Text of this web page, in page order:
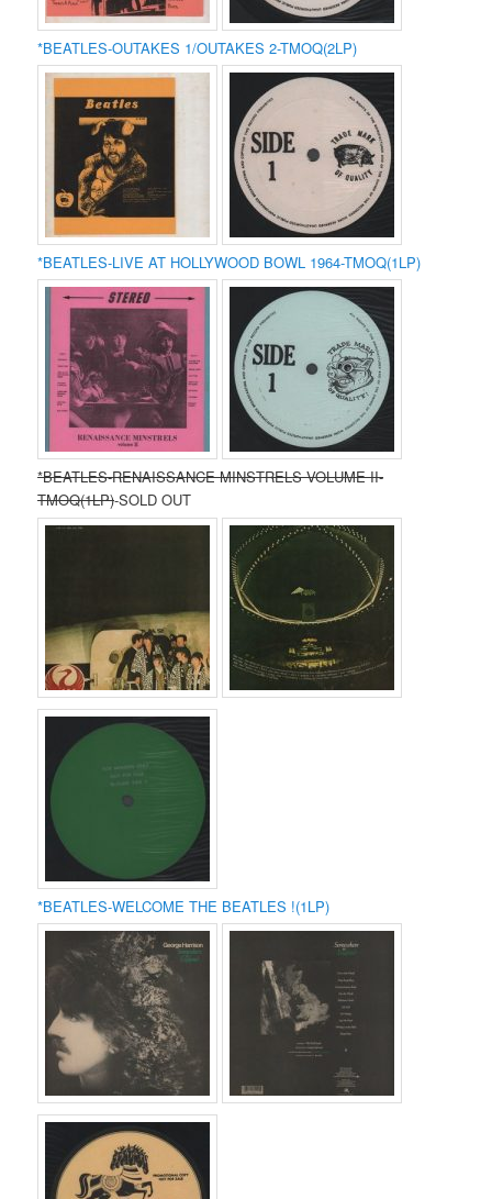
*BEATLES-OUTAKES 1/OUTAKES 2-TMOQ(2LP)
*BEATLES-LIVE AT HOLLYWOOD BOWL 1964-TMOQ(1LP)
*BEATLES-RENAISSANCE MINSTRELS VOLUME II-
TMOQ(1LP)-SOLD OUT
*BEATLES-WELCOME THE BEATLES !(1LP)